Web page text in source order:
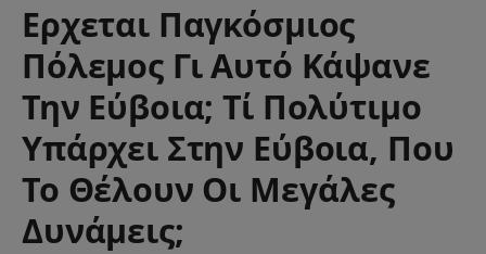
Ερχεται Παγκόσμιος
Πόλεμος Γι Αυτό Κάψανε
Την Εύβοια; Τί Πολύτιμο
Υπάρχει Στην Εύβοια, Που
Το Θέλουν Οι Μεγάλες
Δυνάμεις;